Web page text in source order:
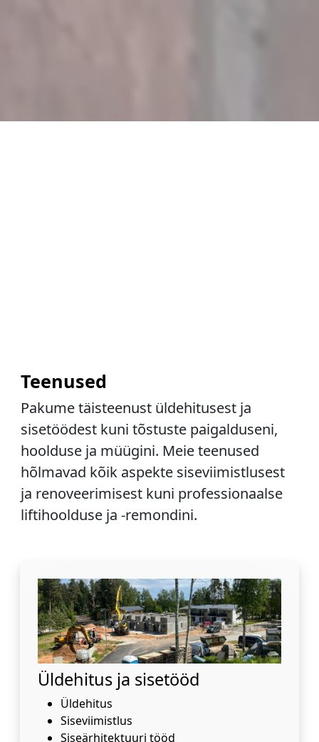
Teenused
Pakume täisteenust üldehitusest ja
sisetöödest kuni tõstuste paigalduseni,
hoolduse ja müügini. Meie teenused
hõlmavad kõik aspekte siseviimistlusest
ja renoveerimisest kuni professionaalse
liftihoolduse ja -remondini.
Üldehitus ja sisetööd
Üldehitus
Siseviimistlus
Siseärhitektuuri tööd